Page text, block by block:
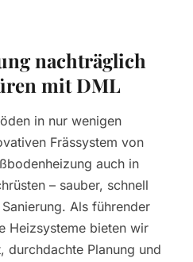
nachträglich
mit DML
in nur wenigen
Frässystem von
auch in
– sauber, schnell
Als führender
Heizsysteme bieten wir
durchdachte Planung und